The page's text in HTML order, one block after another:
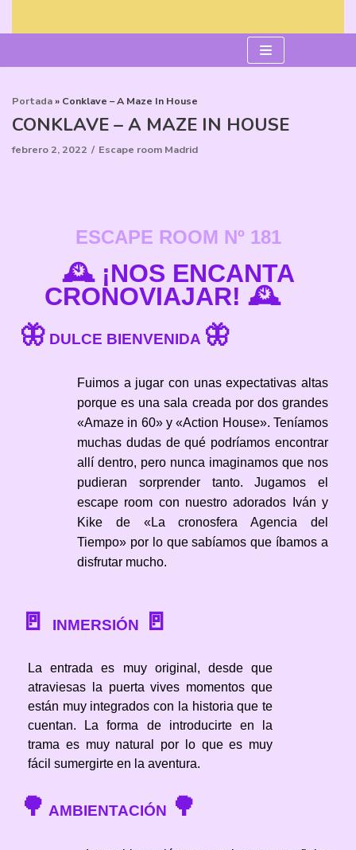
al
Portada » Conklave – A Maze In House
CONKLAVE – A MAZE IN HOUSE
febrero 2, 2022 Escape room Madrid
ESCAPE ROOM Nº 181
🕰 ¡NOS ENCANTA
CRONOVIAJAR! 🕰
🦋 DULCE BIENVENIDA 🦋
Fuimos a jugar con unas expectativas altas
porque es una sala creada por dos grandes
«Amaze in 60» y «Action House». Teníamos
muchas dudas de qué podríamos encontrar
allí dentro, pero nunca imaginamos que nos
pudieran sorprender tanto. Jugamos el
escape room con nuestro adorados Iván y
Kike de «La cronosfera Agencia del
Tiempo» por lo que sabíamos que íbamos a
disfrutar mucho.
🚪 INMERSIÓN 🚪
La entrada es muy original, desde que
atraviesas la puerta vives momentos que
están muy integrados con la historia que te
cuentan. La forma de introducirte en la
trama es muy natural por lo que es muy
fácil sumergirte en la aventura.
🌳 AMBIENTACIÓN 🌳